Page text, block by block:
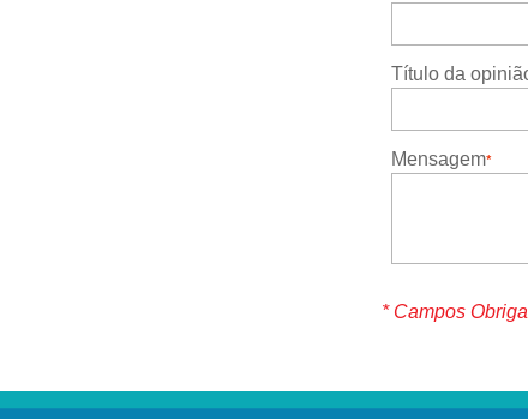
Título da
Mensagem
* Campos